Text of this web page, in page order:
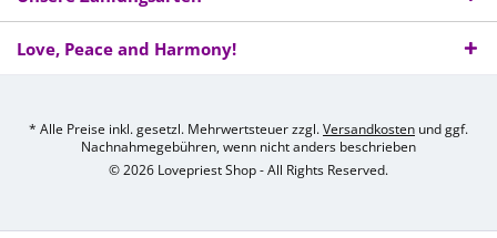
Love, Peace and Harmony!
* Alle Preise inkl. gesetzl. Mehrwertsteuer zzgl.Versandkosten und ggf.
Nachnahmegebühren, wenn nicht anders beschrieben
© 2026 Lovepriest Shop - All Rights Reserved.